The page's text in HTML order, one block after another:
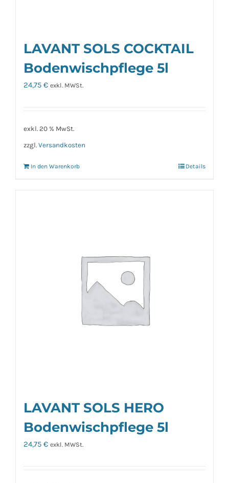
LAVANT SOLS COCKTAIL
Bodenwischpflege 5l
24,75 € exkl. MWSt.
exkl. 20 % MwSt.
zzgl. Versandkosten
In den Warenkorb Details
LAVANT SOLS HERO
Bodenwischpflege 5l
24,75 € exkl. MWSt.